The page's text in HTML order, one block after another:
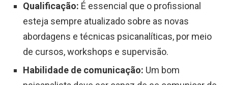
Qualificação: É essencial que o profissional
esteja sempre atualizado sobre as novas
abordagens e técnicas psicanalíticas, por meio
de cursos, workshops e supervisão.
Habilidade de comunicação: Um bom